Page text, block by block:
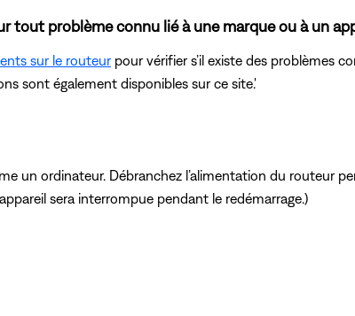
tout problème connu lié à une marque ou à un
sur le routeurpour vérifier s’il existe des problèmes
sont également disponibles sur ce site.'
un ordinateur. Débranchez l’alimentation du routeur
sera interrompue pendant le redémarrage.)